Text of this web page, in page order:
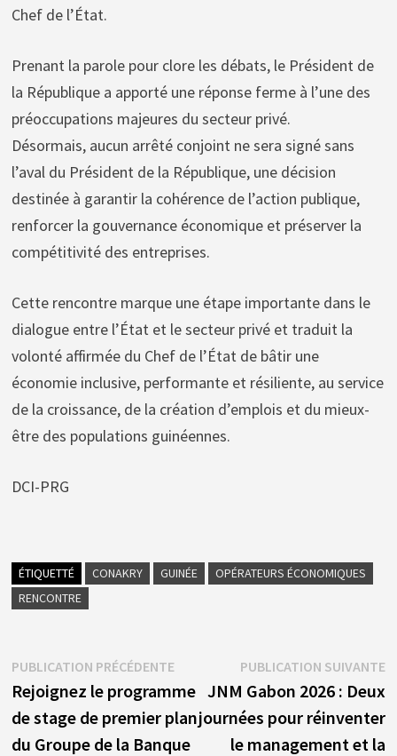
Chef de l’État.
Prenant la parole pour clore les débats, le Président de
la République a apporté une réponse ferme à l’une des
préoccupations majeures du secteur privé.
Désormais, aucun arrêté conjoint ne sera signé sans
l’aval du Président de la République, une décision
destinée à garantir la cohérence de l’action publique,
renforcer la gouvernance économique et préserver la
compétitivité des entreprises.
Cette rencontre marque une étape importante dans le
dialogue entre l’État et le secteur privé et traduit la
volonté affirmée du Chef de l’État de bâtir une
économie inclusive, performante et résiliente, au service
de la croissance, de la création d’emplois et du mieux-
être des populations guinéennes.
DCI-PRG
ÉTIQUETTÉ CONAKRY GUINÉE
OPÉRATEURS ÉCONOMIQUES
RENCONTRE
Navigation
de
l’article
PUBLICATION PRÉCÉDENTEPublication
précédente :
Rejoignez le programme
de stage de premier plan
du Groupe de la Banque
PUBLICATION SUIVANTE
JNM Gabon 2026 : Deux
journées pour réinventer
le management et la